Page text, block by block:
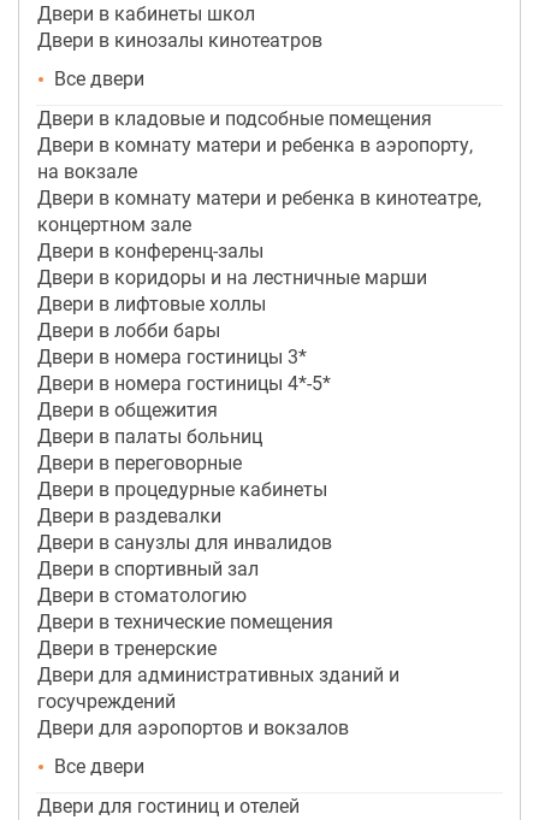
Двери в кабинеты школ
Двери в кинозалы кинотеатров
Все двери
Двери в кладовые и подсобные помещения
Двери в комнату матери и ребенка в аэропорту,
на вокзале
Двери в комнату матери и ребенка в кинотеатре,
концертном зале
Двери в конференц-залы
Двери в коридоры и на лестничные марши
Двери в лифтовые холлы
Двери в лобби бары
Двери в номера гостиницы 3*
Двери в номера гостиницы 4*-5*
Двери в общежития
Двери в палаты больниц
Двери в переговорные
Двери в процедурные кабинеты
Двери в раздевалки
Двери в санузлы для инвалидов
Двери в спортивный зал
Двери в стоматологию
Двери в технические помещения
Двери в тренерские
Двери для административных зданий и
госучреждений
Двери для аэропортов и вокзалов
Все двери
Двери для гостиниц и отелей